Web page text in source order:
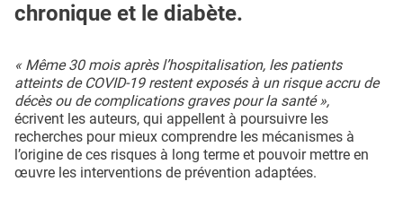
chronique et le diabète.
« Même 30 mois après l’hospitalisation, les patients
atteints de COVID-19 restent exposés à un risque accru de
décès ou de complications graves pour la santé »,
écrivent les auteurs, qui appellent à poursuivre les
recherches pour mieux comprendre les mécanismes à
l’origine de ces risques à long terme et pouvoir mettre en
œuvre les interventions de prévention adaptées.